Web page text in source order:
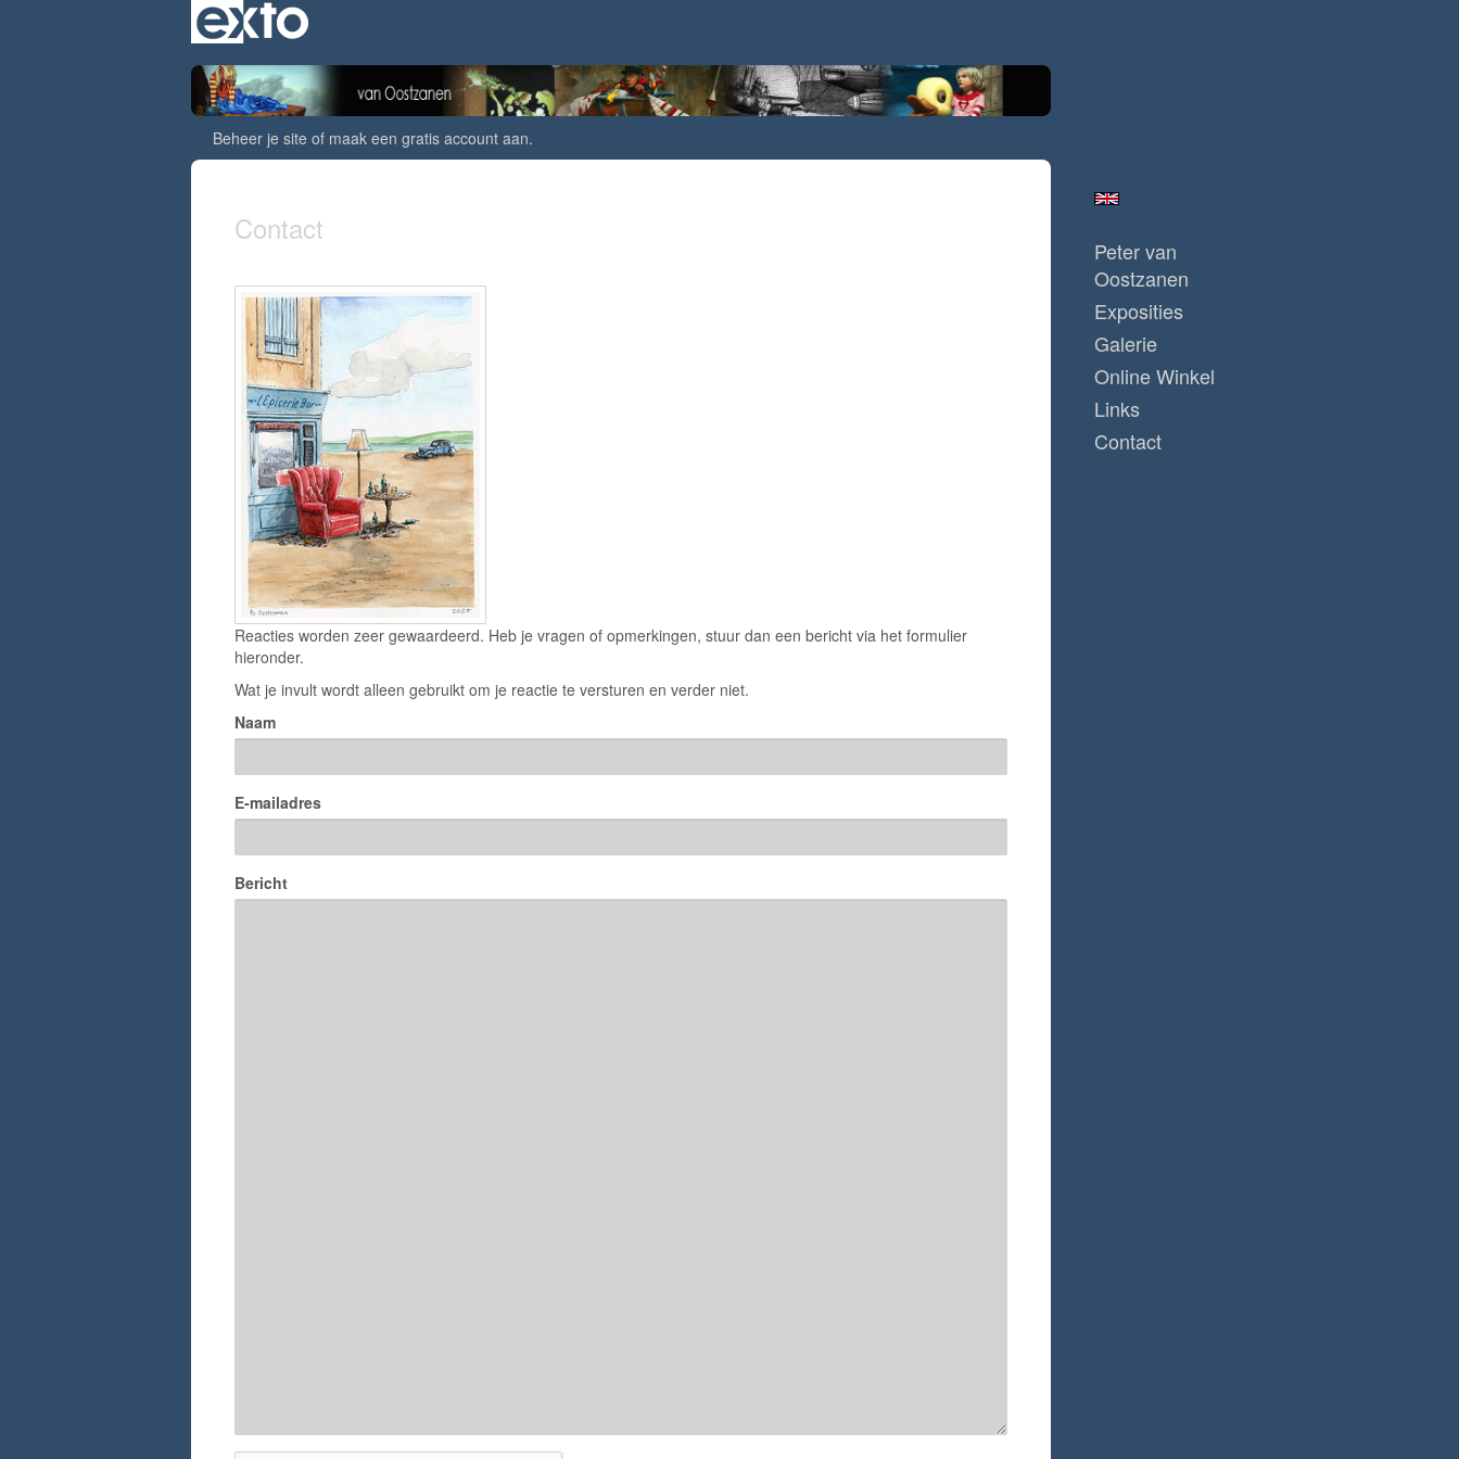
Beheer je site of maak een gratis account aan.
Contact
Reacties worden zeer gewaardeerd. Heb je vragen of opmerkingen, stuur dan een bericht via het formulier
hieronder.
Wat je invult wordt alleen gebruikt om je reactie te versturen en verder niet.
Naam
E-mailadres
Bericht
Peter van
Oostzanen
Exposities
Galerie
Online Winkel
Links
Contact